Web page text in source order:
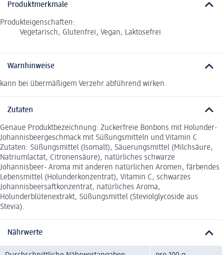
Produktmerkmale
Produkteigenschaften:
Vegetarisch, Glutenfrei, Vegan, Laktosefrei
Warnhinweise
kann bei übermäßigem Verzehr abführend wirken.
Zutaten
Genaue Produktbezeichnung: Zuckerfreie Bonbons mit Holunder-
Johannisbeergeschmack mit Süßungsmitteln und Vitamin C
Zutaten: Süßungsmittel (Isomalt), Säuerungsmittel (Milchsäure,
Natriumlactat, Citronensäure), natürliches schwarze
Johannisbeer- Aroma mit anderen natürlichen Aromen, färbendes
Lebensmittel (Holunderkonzentrat), Vitamin C, schwarzes
Johannisbeersaftkonzentrat, natürliches Aroma,
Holunderblütenextrakt, Süßungsmittel (Steviolglycoside aus
Stevia).
Nährwerte